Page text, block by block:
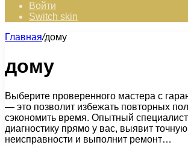
Войти
Switch skin
Главная/дому
дому
Выберите проверенного мастера с
— это позволит избежать повторных
сэкономить время. Опытный
диагностику прямо у вас, выявит
неисправности и выполнит ремонт…